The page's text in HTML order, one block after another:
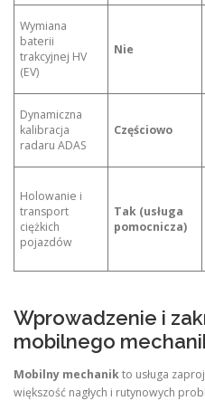
Wymiana
baterii
trakcyjnej HV
(EV)
Nie
Dynamiczna
kalibracja
radaru ADAS
Częściowo
Holowanie i
transport
ciężkich
pojazdów
Tak (usługa
pomocnicza)
Wprowadzenie i
mobilnego
Mobilny mechanikto usługa
większość nagłych i rutynowych